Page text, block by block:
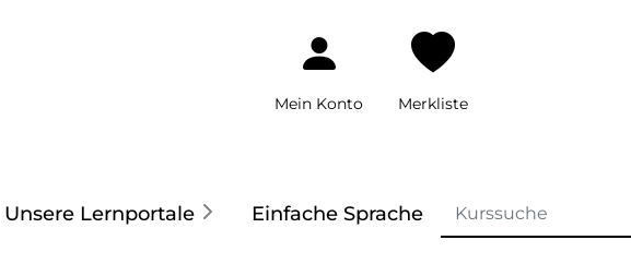
Mein Konto Merkliste
Unsere Lernportale Einfache Sprache